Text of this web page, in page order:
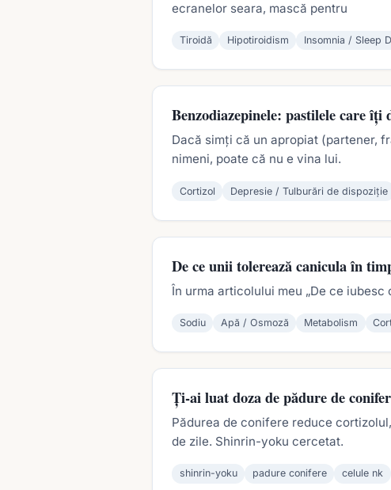
ecranelor seara, mască pentru
Tiroidă Hipotiroidism Insomnia / Sleep
Benzodiazepinele: pastilele care
Dacă simți că un apropiat (partener,
nimeni, poate că nu e vina lui.
Cortizol Depresie / Tulburări de dispoziție
De ce unii tolerează canicula în
În urma articolului meu „De ce
Sodiu Apă / Osmoză Metabolism
Ți-ai luat doza de pădure de
Pădurea de conifere reduce
de zile. Shinrin-yoku cercetat.
shinrin-yoku padure conifere celule nk